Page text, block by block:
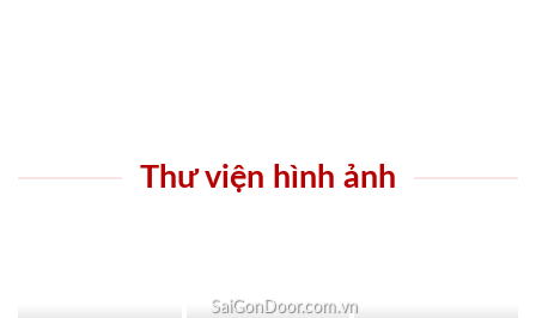
Thư viện hình ảnh
SaiGonDoor.com.vn